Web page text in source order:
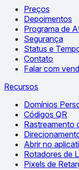
Preços
Depoimentos
Programa de
Segurança
Status e
Contato
Falar com
Recursos
Domínios
Códigos QR
Rastreamento
Abrir no
Rotadores de
Pixels de